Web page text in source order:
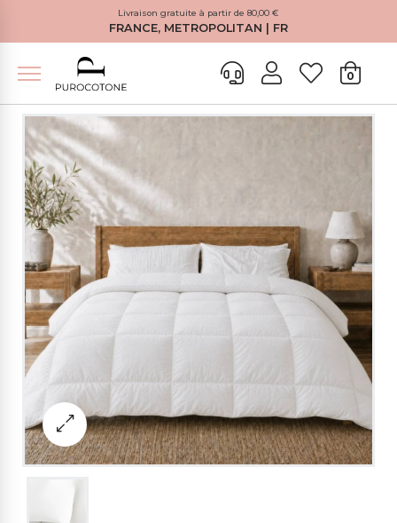
Livraison gratuite à partir de 80,00 €
FRANCE, METROPOLITAN | FR
0